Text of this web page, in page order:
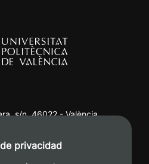
s/n. 46022 - València
620 04 00 50
privacidad